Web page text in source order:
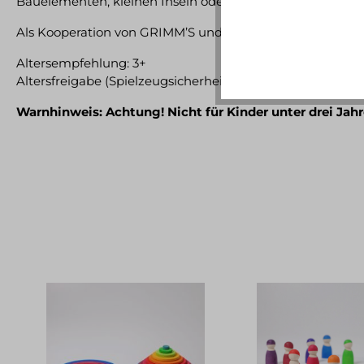
Als Kooperation von GRIMM’S und Stapelstein® fördern
Altersempfehlung: 3+
Altersfreigabe (Spielzeugsicherheit): 3+
Warnhinweis: Achtung! Nicht für Kinder unter drei